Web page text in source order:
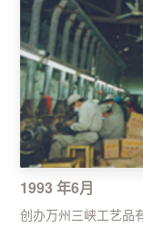
1993 年6月
创办万州三峡工艺品